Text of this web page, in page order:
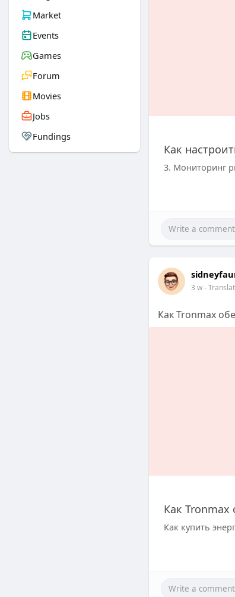
Market
Events
Games
Forum
Movies
Jobs
Fundings
Как
3. Мониторинг
3 w-
Как Tronmax
Как Tronmax
Как купить